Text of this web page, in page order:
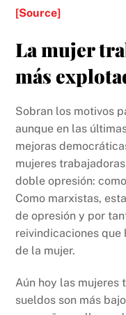
[Source]
La mujer
más
Sobran los motivos
aunque en las
mejoras
mujeres
doble opresión:
Como marxistas,
de opresión y por
reivindicaciones que
de la mujer.
Aún hoy las mujeres
sueldos son más